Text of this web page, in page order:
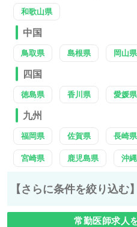
和歌山県
中国
鳥取県 島根県 岡山県
四国
徳島県 香川県 愛媛県
九州
福岡県 佐賀県 長崎県
宮崎県 鹿児島県 沖
【さらに条件を絞り込む】
常勤医師求人